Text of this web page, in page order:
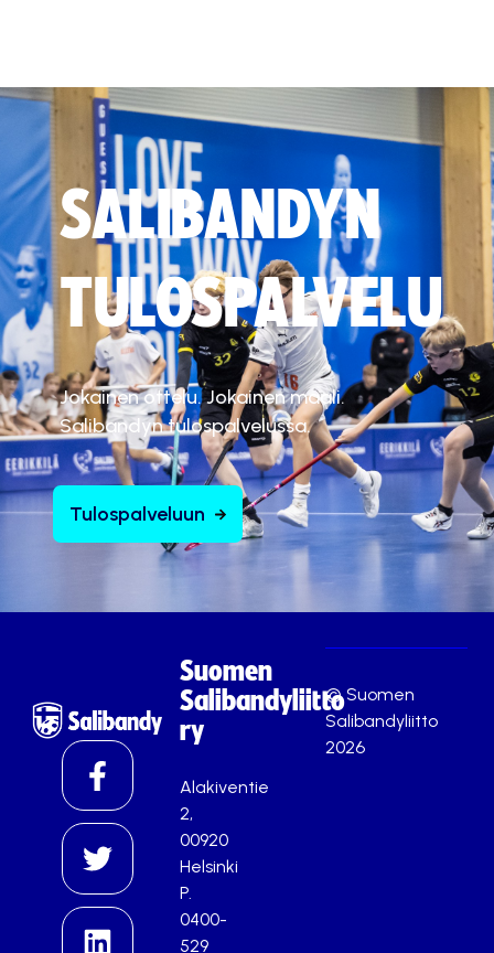
SALIBANDYN
TULOSPALVELU
Jokainen ottelu. Jokainen maali.
Salibandyn tulospalvelussa.
Tulospalveluun
Suomen
Salibandyliitto
ry
Alakiventie
2,
00920
Helsinki
P.
0400-
529
© Suomen
Salibandyliitto
2026